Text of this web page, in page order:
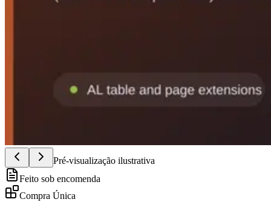
Pré-visualização ilustrativa
Feito sob encomenda
Compra Única